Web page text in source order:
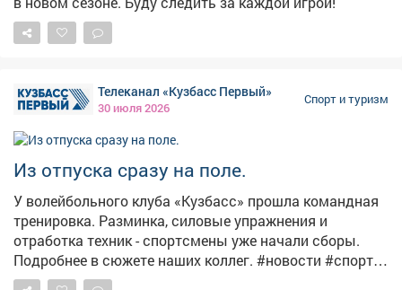
связывает крепче суперклея. Там, вдали от
цивилизации и интернета, все становятся
настоящими. Этот поход показал нам душу Кузбасса -
таёжного края теперь звучит внутри каждого из нас. ✨
Так что...
Телеканал «Кузбасс Первый»
30 июля 2026
Спорт и туризм
Из отпуска сразу на поле.
У волейбольного клуба «Кузбасс» прошла командная
тренировка. Разминка, силовые упражнения и
отработка техник - спортсмены уже начали сборы.
Подробнее в сюжете наших коллег. #новости #спорт
#тренировк